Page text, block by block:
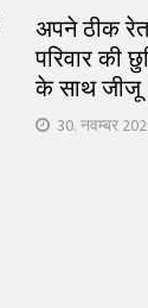
अपने ठीक
परिवार की
के साथ जीजू
30. नवम्बर